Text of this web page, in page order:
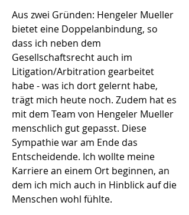
Aus zwei Gründen: Hengeler Mueller
bietet eine Doppelanbindung, so
dass ich neben dem
Gesellschaftsrecht auch im
Litigation/Arbitration gearbeitet
habe - was ich dort gelernt habe,
trägt mich heute noch. Zudem hat es
mit dem Team von Hengeler Mueller
menschlich gut gepasst. Diese
Sympathie war am Ende das
Entscheidende. Ich wollte meine
Karriere an einem Ort beginnen, an
dem ich mich auch in Hinblick auf die
Menschen wohl fühlte.